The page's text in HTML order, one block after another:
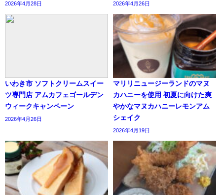
2026年4月28日 2026年4月26日
いわき市 ソフトクリームスイー
ツ専門店 アムカフェゴールデン
ウィークキャンペーン
2026年4月26日
マリリニュージーランドのマヌ
カハニーを使用 初夏に向けた爽
やかなマヌカハニーレモンアム
シェイク
2026年4月19日